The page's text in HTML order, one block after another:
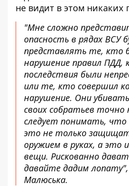
не видит в этом никаких
"Мне сложно
опасность в рядах ВСУ
представлять те, кто
нарушение правил ПДД,
последствия были
или те, кто совершил
нарушение. Они
своих собратьев точно
следует понимать, что
это не только
оружием в руках, а это
вещи. Рискованно
давайте дадим
Малюська.